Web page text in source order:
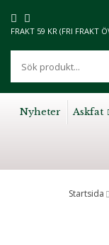
FRAKT 59 KR (FRI FRAKT
Nyheter Askfat
Startsida